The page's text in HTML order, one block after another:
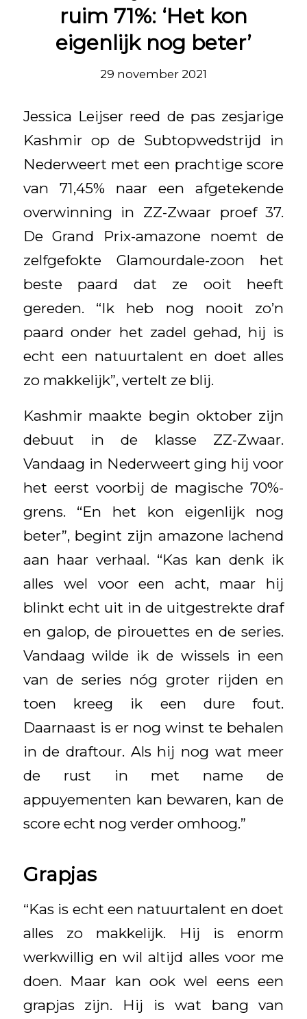
ruim 71%: ‘Het kon
eigenlijk nog beter’
29 november 2021
Jessica Leijser reed de pas zesjarige
Kashmir op de Subtopwedstrijd in
Nederweert met een prachtige score
van 71,45% naar een afgetekende
overwinning in ZZ-Zwaar proef 37.
De Grand Prix-amazone noemt de
zelfgefokte Glamourdale-zoon het
beste paard dat ze ooit heeft
gereden. “Ik heb nog nooit zo’n
paard onder het zadel gehad, hij is
echt een natuurtalent en doet alles
zo makkelijk”, vertelt ze blij.
Kashmir maakte begin oktober zijn
debuut in de klasse ZZ-Zwaar.
Vandaag in Nederweert ging hij voor
het eerst voorbij de magische 70%-
grens. “En het kon eigenlijk nog
beter”, begint zijn amazone lachend
aan haar verhaal. “Kas kan denk ik
alles wel voor een acht, maar hij
blinkt echt uit in de uitgestrekte draf
en galop, de pirouettes en de series.
Vandaag wilde ik de wissels in een
van de series nóg groter rijden en
toen kreeg ik een dure fout.
Daarnaast is er nog winst te behalen
in de draftour. Als hij nog wat meer
de rust in met name de
appuyementen kan bewaren, kan de
score echt nog verder omhoog.”
Grapjas
“Kas is echt een natuurtalent en doet
alles zo makkelijk. Hij is enorm
werkwillig en wil altijd alles voor me
doen. Maar kan ook wel eens een
grapjas zijn. Hij is wat bang van